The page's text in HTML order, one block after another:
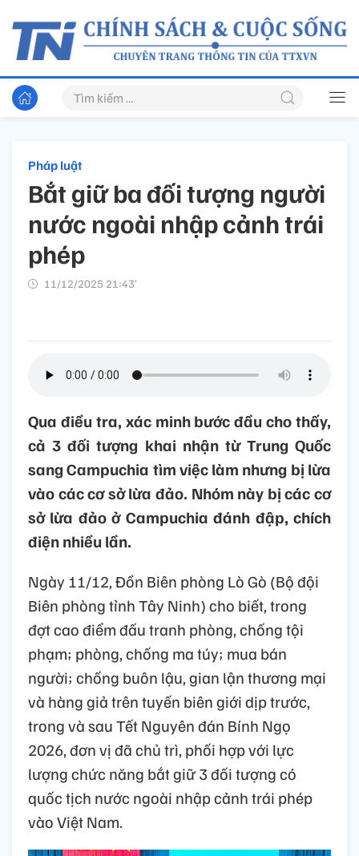
Pháp luật
Bắt giữ ba đối tượng người
nước ngoài nhập cảnh trái
phép
11/12/2025 21:43’
Qua điều tra, xác minh bước đầu cho thấy,
cả 3 đối tượng khai nhận từ Trung Quốc
sang Campuchia tìm việc làm nhưng bị lừa
vào các cơ sở lừa đảo. Nhóm này bị các cơ
sở lừa đảo ở Campuchia đánh đập, chích
điện nhiều lần.
Ngày 11/12, Đồn Biên phòng Lò Gò (Bộ đội
Biên phòng tỉnh Tây Ninh) cho biết, trong
đợt cao điểm đấu tranh phòng, chống tội
phạm; phòng, chống ma túy; mua bán
người; chống buôn lậu, gian lận thương mại
và hàng giả trên tuyến biên giới dịp trước,
trong và sau Tết Nguyên đán Bính Ngọ
2026, đơn vị đã chủ trì, phối hợp với lực
lượng chức năng bắt giữ 3 đối tượng có
quốc tịch nước ngoài nhập cảnh trái phép
vào Việt Nam.